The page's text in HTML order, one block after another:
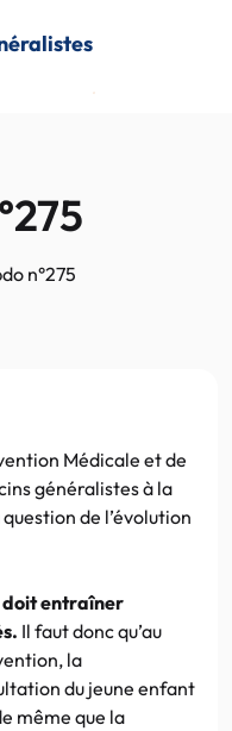
n°275
Médicale et de
généralistes à la
de l’évolution
doit entraîner
Il faut donc qu’au
la
du jeune enfant
même que la